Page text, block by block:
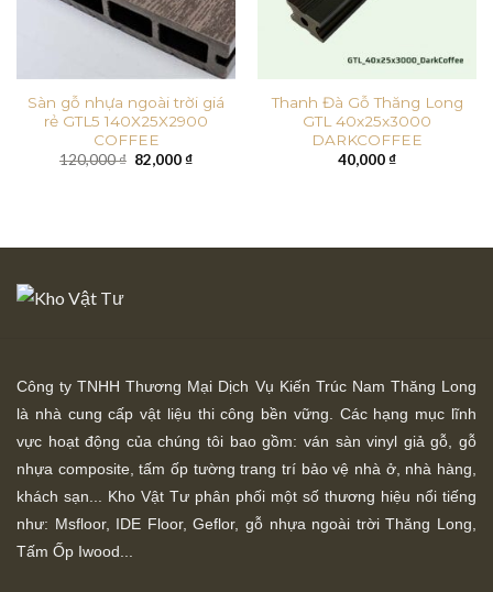
Sàn gỗ nhựa ngoài trời giá
rẻ GTL5 140X25X2900
COFFEE
120,000₫ Giá
gốc
82,000₫Giá
Thanh Đà Gỗ Thăng Long
GTL 40x25x3000
DARKCOFFEE
40,000₫
Công ty TNHH Thương Mại Dịch Vụ Kiến Trúc Nam Thăng Long
là nhà cung cấp vật liệu thi công bền vững. Các hạng mục lĩnh
vực hoạt động của chúng tôi bao gồm: ván sàn vinyl giả gỗ, gỗ
nhựa composite, tấm ốp tường trang trí bảo vệ nhà ở, nhà hàng,
khách sạn... Kho Vật Tư phân phối một số thương hiệu nổi tiếng
như: Msfloor, IDE Floor,Geflor, gỗ nhựa ngoài trời Thăng Long,
Tấm Ốp Iwood...